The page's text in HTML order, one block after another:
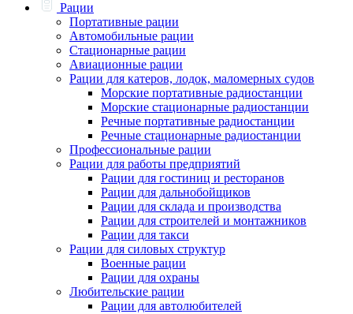
Рации
Портативные рации
Автомобильные рации
Стационарные рации
Авиационные рации
Рации для катеров, лодок, маломерных судов
Морские портативные радиостанции
Морские стационарные радиостанции
Речные портативные радиостанции
Речные стационарные радиостанции
Профессиональные рации
Рации для работы предприятий
Рации для гостиниц и ресторанов
Рации для дальнобойщиков
Рации для склада и производства
Рации для строителей и монтажников
Рации для такси
Рации для силовых структур
Военные рации
Рации для охраны
Любительские рации
Рации для автолюбителей